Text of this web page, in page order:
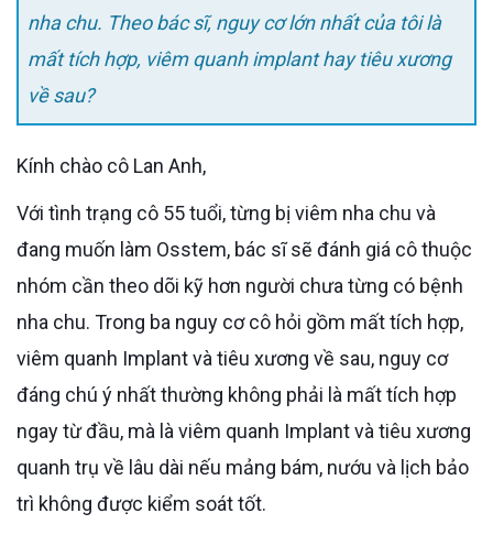
nha chu. Theo bác sĩ, nguy cơ lớn nhất của tôi là
mất tích hợp, viêm quanh implant hay tiêu xương
về sau?
Kính chào cô Lan Anh,
Với tình trạng cô 55 tuổi, từng bị viêm nha chu và
đang muốn làm Osstem, bác sĩ sẽ đánh giá cô thuộc
nhóm cần theo dõi kỹ hơn người chưa từng có bệnh
nha chu. Trong ba nguy cơ cô hỏi gồm mất tích hợp,
viêm quanh Implant và tiêu xương về sau, nguy cơ
đáng chú ý nhất thường không phải là mất tích hợp
ngay từ đầu, mà là viêm quanh Implant và tiêu xương
quanh trụ về lâu dài nếu mảng bám, nướu và lịch bảo
trì không được kiểm soát tốt.